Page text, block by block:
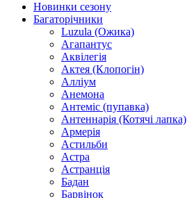
Новинки сезону
Багаторічники
Luzula (Ожика)
Агапантус
Аквілегія
Актея (Клопогін)
Алліум
Анемона
Антеміс (пупавка)
Антеннарія (Котячі лапка)
Армерія
Астильби
Астра
Астранція
Бадан
Барвінок